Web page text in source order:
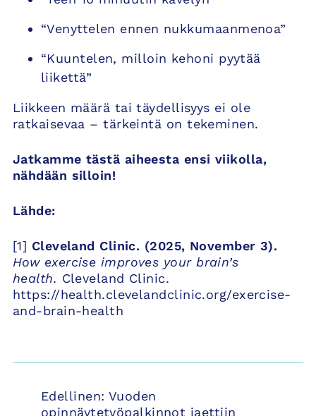
“Venyttelen ennen nukkumaanmenoa”
“Kuuntelen, milloin kehoni pyytää
liikettä”
Liikkeen määrä tai täydellisyys ei ole
ratkaisevaa – tärkeintä on tekeminen.
Jatkamme tästä aiheesta ensi viikolla,
nähdään silloin!
Lähde:
[1] Cleveland Clinic. (2025, November 3).
How exercise improves your brain’s
health. Cleveland Clinic.
https://health.clevelandclinic.org/exercise-
and-brain-health
Artikkelien
Edellinen: Vuoden
opinnäytetyöpalkinnot jaettiin